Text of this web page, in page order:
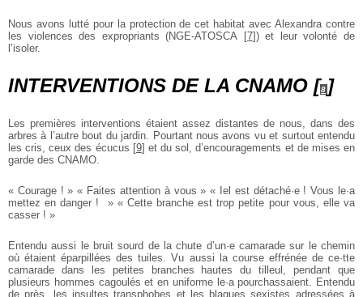
Nous avons lutté pour la protection de cet habitat avec Alexandra contre
les violences des expropriants (NGE-ATOSCA [7]) et leur volonté de
l’isoler.
INTERVENTIONS DE LA CNAMO [8 ]
Les premières interventions étaient assez distantes de nous, dans des
arbres à l’autre bout du jardin. Pourtant nous avons vu et surtout entendu
les cris, ceux des écucus [9] et du sol, d’encouragements et de mises en
garde des CNAMO.
« Courage ! » « Faites attention à vous » « Iel est détaché·e ! Vous le·a
mettez en danger ! »« Cette branche est trop petite pour vous, elle va
casser ! »
Entendu aussi le bruit sourd de la chute d’un·e camarade sur le chemin
où étaient éparpillées des tuiles. Vu aussi la course effrénée de ce·tte
camarade dans les petites branches hautes du tilleul, pendant que
plusieurs hommes cagoulés et en uniforme le·a pourchassaient. Entendu
de près, les insultes transphobes et les blagues sexistes adressées à